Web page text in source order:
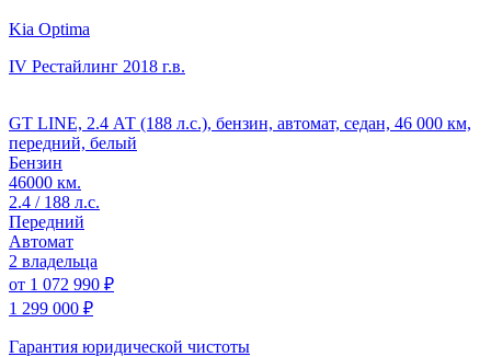
Kia Optima
IV Рестайлинг 2018 г.в.
GT LINE, 2.4 АТ (188 л.с.), бензин, автомат, седан, 46 000 км,
передний, белый
Бензин
46000 км.
2.4 / 188 л.с.
Передний
Автомат
2 владельца
от 1 072 990 ₽
1 299 000 ₽
Гарантия юридической чистоты